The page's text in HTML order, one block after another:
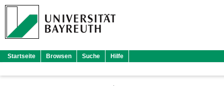
Startseite Browsen Suche Hilfe